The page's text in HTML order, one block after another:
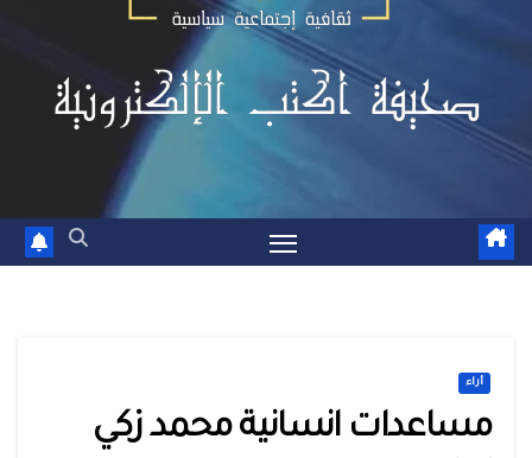
أراء
مساعدات انسانية محمد زكي